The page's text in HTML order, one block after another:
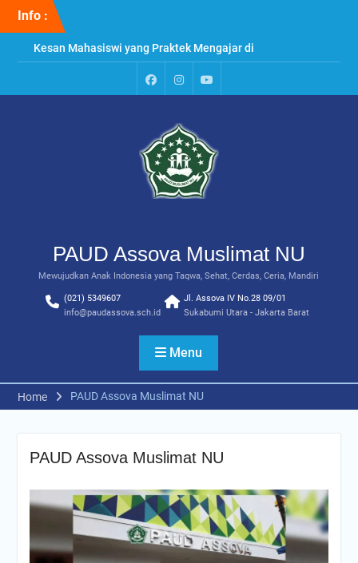
Info :
Kesan Mahasiswi yang Praktek Mengajar di
PAUD Assova
Penyuluhan & Perawatan Gigi di PAUD Assova
Muslimat NU
PaudInstagram
Youtube
PAUD Assova Muslimat NU
Mewujudkan Anak Indonesia yang Taqwa, Sehat, Cerdas, Ceria, Mandiri
(021) 5349607
info@paudassova.sch.id
Jl. Assova IV No.28 09/01
Sukabumi Utara - Jakarta Barat
Menu
Home PAUD Assova Muslimat NU
PAUD Assova Muslimat NU